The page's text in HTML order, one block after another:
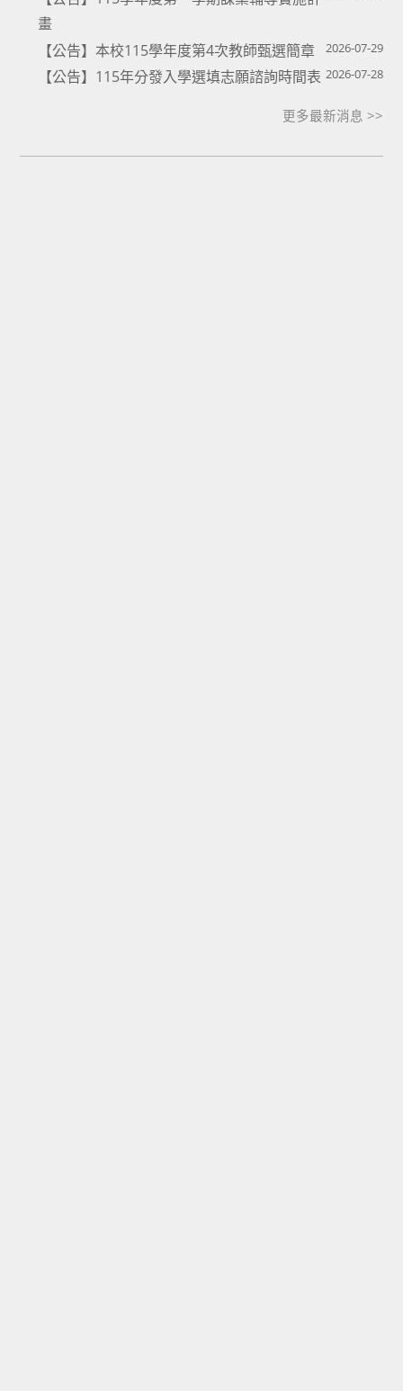
畫
【公告】本校115學年度第4次教師甄選簡章 2026-07-29
【公告】115年分發入學選填志願諮詢時間表 2026-07-28
更多最新消息 >>